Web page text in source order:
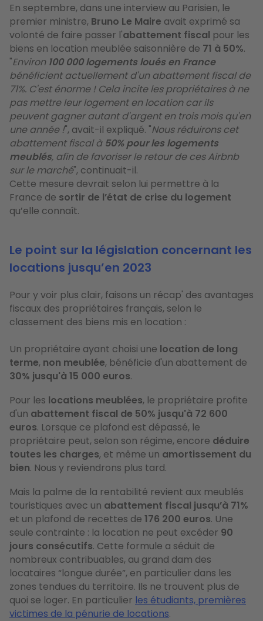
En septembre, dans une interview au Parisien, le
premier ministre, Bruno Le Maire avait exprimé sa
volonté de faire passer l'abattement fiscal pour les
biens en location meublée saisonnière de 71 à 50%.
"Environ 100 000 logements loués en France
bénéficient actuellement d'un abattement fiscal de
71%. C'est énorme ! Cela incite les propriétaires à ne
pas mettre leur logement en location car ils
peuvent gagner autant d'argent en trois mois qu'en
une année !", avait-il expliqué. "Nous réduirons cet
abattement fiscal à 50% pour les logements
meublés, afin de favoriser le retour de ces Airbnb
sur le marché", continuait-il.
Cette mesure devrait selon lui permettre à la
France de sortir de l’état de crise du logement
qu’elle connaît.
Le point sur la législation concernant les
locations jusqu’en 2023
Pour y voir plus clair, faisons un récap' des avantages
fiscaux des propriétaires français, selon le
classement des biens mis en location :
Un propriétaire ayant choisi une location de long
terme, non meublée, bénéficie d'un abattement de
30% jusqu'à 15 000 euros.
Pour les locations meublées, le propriétaire profite
d'un abattement fiscal de 50% jusqu'à 72 600
euros. Lorsque ce plafond est dépassé, le
propriétaire peut, selon son régime, encore déduire
toutes les charges, et même un amortissement du
bien. Nous y reviendrons plus tard.
Mais la palme de la rentabilité revient aux meublés
touristiques avec un abattement fiscal jusqu’à 71%
et un plafond de recettes de 176 200 euros. Une
seule contrainte : la location ne peut excéder 90
jours consécutifs. Cette formule a séduit de
nombreux contribuables, au grand dam des
locataires “longue durée”, en particulier dans les
zones tendues du territoire. Ils ne trouvent plus de
quoi se loger. En particulier les étudiants, premières
victimes de la pénurie de locations.